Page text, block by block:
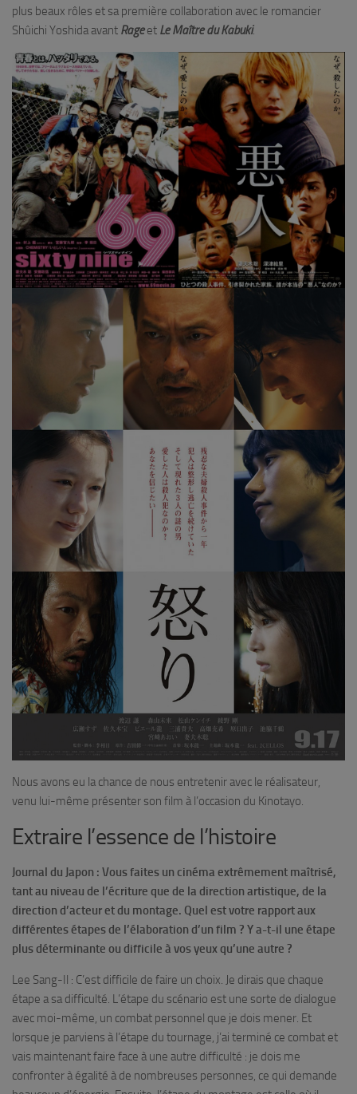
plus beaux rôles et sa première collaboration avec le romancier
Shûichi Yoshida avant Rageet Le Maître du Kabuki.
Nous avons eu la chance de nous entretenir avec le réalisateur,
venu lui-même présenter son film à l’occasion du Kinotayo.
Extraire l’essence de l’histoire
Journal du Japon : Vous faites un cinéma extrêmement maîtrisé,
tant au niveau de l’écriture que de la direction artistique, de la
direction d’acteur et du montage. Quel est votre rapport aux
différentes étapes de l’élaboration d’un film ? Y a-t-il une étape
plus déterminante ou difficile à vos yeux qu’une autre ?
Lee Sang-Il : C’est difficile de faire un choix. Je dirais que chaque
étape a sa difficulté. L’étape du scénario est une sorte de dialogue
avec moi-même, un combat personnel que je dois mener. Et
lorsque je parviens à l’étape du tournage, j’ai terminé ce combat et
vais maintenant faire face à une autre difficulté : je dois me
confronter à égalité à de nombreuses personnes, ce qui demande